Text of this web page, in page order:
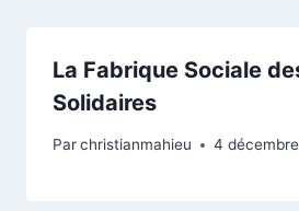
La Fabrique Sociale
Solidaires
Parchristianmahieu 4